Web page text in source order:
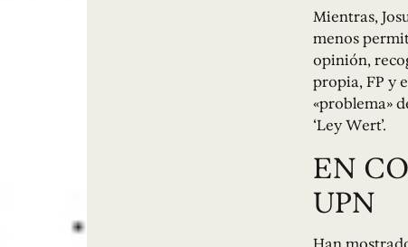
Mientras,
menos
opinión,
propia, FP y
«problema»
‘Ley Wert’.
EN
UPN